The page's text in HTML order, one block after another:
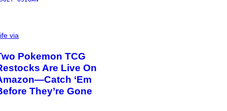
via
Pokemon TCG
Are Live On
‘Em
They’re Gone